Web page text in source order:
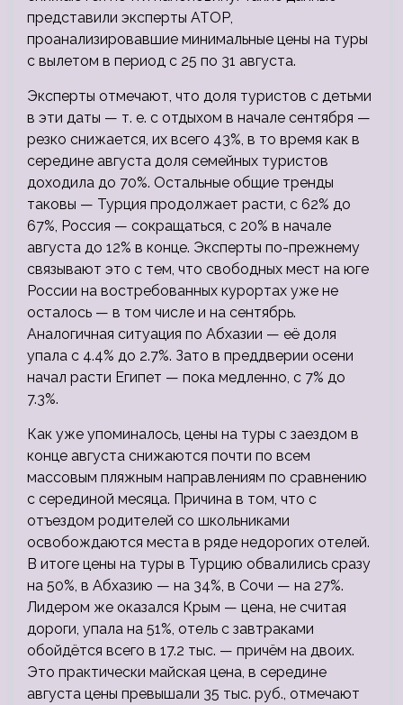
представили эксперты АТОР,
проанализировавшие минимальные цены на туры
с вылетом в период с 25 по 31 августа.
Эксперты отмечают, что доля туристов с детьми
в эти даты — т. е. с отдыхом в начале сентября —
резко снижается, их всего 43%, в то время как в
середине августа доля семейных туристов
доходила до 70%. Остальные общие тренды
таковы — Турция продолжает расти, с 62% до
67%, Россия — сокращаться, с 20% в начале
августа до 12% в конце. Эксперты по-прежнему
связывают это с тем, что свободных мест на юге
России на востребованных курортах уже не
осталось — в том числе и на сентябрь.
Аналогичная ситуация по Абхазии — её доля
упала с 4.4% до 2.7%. Зато в преддверии осени
начал расти Египет — пока медленно, с 7% до
7.3%.
Как уже упоминалось, цены на туры с заездом в
конце августа снижаются почти по всем
массовым пляжным направлениям по сравнению
с серединой месяца. Причина в том, что с
отъездом родителей со школьниками
освобождаются места в ряде недорогих отелей.
В итоге цены на туры в Турцию обвалились сразу
на 50%, в Абхазию — на 34%, в Сочи — на 27%.
Лидером же оказался Крым — цена, не считая
дороги, упала на 51%, отель с завтраками
обойдётся всего в 17.2 тыс. — причём на двоих.
Это практически майская цена, в середине
августа цены превышали 35 тыс. руб., отмечают